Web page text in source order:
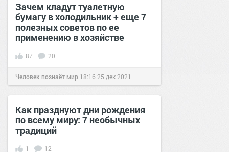
Зачем кладут туалетную
бумагу в холодильник + еще 7
полезных советов по ее
применению в хозяйстве
87 20
Человек познаёт мир 18:16 25 дек 2021
Как празднуют дни рождения
по всему миру: 7 необычных
традиций
1 12